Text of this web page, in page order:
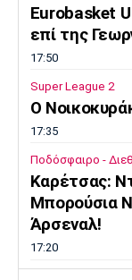
Eurobasket
επί της
17:50
Super League 2
O
17:35
Ποδόσφαιρο -
Kαρέτσας:
Μπορούσια
Άρσεναλ!
17:20